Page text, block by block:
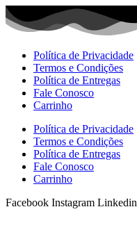
Ir
para
Política de Privacidade
Termos e Condições
Política de Entregas
Fale Conosco
Carrinho
Política de Privacidade
Termos e Condições
Política de Entregas
Fale Conosco
Carrinho
Facebook Instagram Linkedin